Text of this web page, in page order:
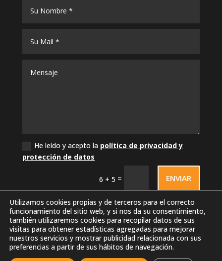
He leído y acepto la política de privacidad y
protección de datos
6 + 5 = ENVIAR
Utilizamos cookies propias y de terceros para el correcto
funcionamiento del sitio web, y si nos da su consentimiento,
también utilizaremos cookies para recopilar datos de sus
visitas para obtener estadísticas agregadas para mejorar
nuestros servicios y mostrar publicidad relacionada con sus
preferencias a partir de sus hábitos de navegación.